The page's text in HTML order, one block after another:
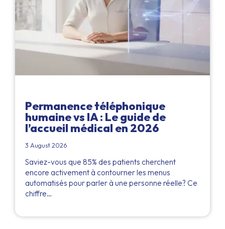
Permanence téléphonique
humaine vs IA : Le guide de
l’accueil médical en 2026
3 August 2026
Saviez-vous que 85% des patients cherchent
encore activement à contourner les menus
automatisés pour parler à une personne réelle? Ce
chiffre…